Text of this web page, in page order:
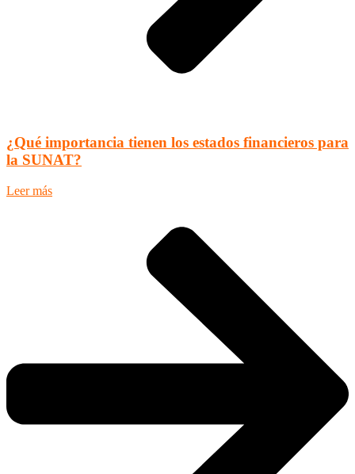
¿Qué importancia tienen los estados financieros para
la SUNAT?
Leer más